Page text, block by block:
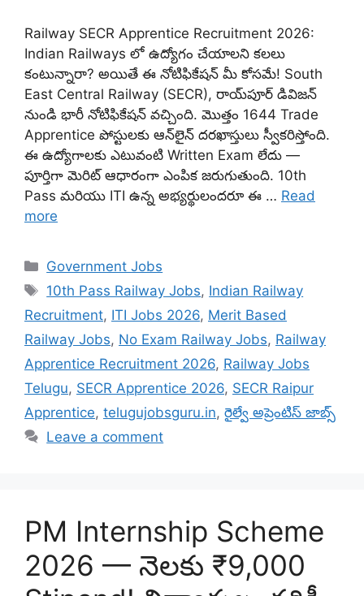
Railway SECR Apprentice Recruitment 2026:
Indian Railways లో ఉద్యోగం చేయాలని కలలు
కంటున్నారా? అయితే ఈ నోటిఫికేషన్ మీ కోసమే! South
East Central Railway (SECR), రాయ్‌పూర్ డివిజన్
నుండి భారీ నోటిఫికేషన్ వచ్చింది. మొత్తం 1644 Trade
Apprentice పోస్టులకు ఆన్‌లైన్ దరఖాస్తులు స్వీకరిస్తోంది.
ఈ ఉద్యోగాలకు ఎటువంటి Written Exam లేదు —
పూర్తిగా మెరిట్ ఆధారంగా ఎంపిక జరుగుతుంది. 10th
Pass మరియు ITI ఉన్న అభ్యర్థులందరూ ఈ … Read
more
Categories
Government Jobs
Tags
10th Pass Railway Jobs, Indian Railway
Recruitment, ITI Jobs 2026, Merit Based
Railway Jobs, No Exam Railway Jobs, Railway
Apprentice Recruitment 2026, Railway Jobs
Telugu, SECR Apprentice 2026, SECR Raipur
Apprentice, telugujobsguru.in, రైల్వే అప్రెంటిస్ జాబ్స్
Leave a comment
PM Internship Scheme
2026 — నెలకు ₹9,000